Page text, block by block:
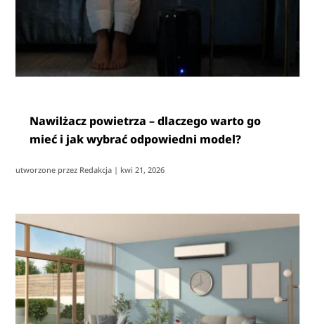
Nawilżacz powietrza – dlaczego warto go
mieć i jak wybrać odpowiedni model?
utworzone przez Redakcja | kwi 21, 2026